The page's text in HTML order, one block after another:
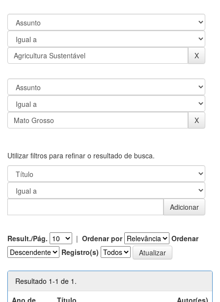
Utilizar filtros para refinar o resultado de busca.
Result./Pág. | Ordenar por
Ordenar
Registro(s)
Resultado 1-1 de 1.
Ano de
Título Autor(es)